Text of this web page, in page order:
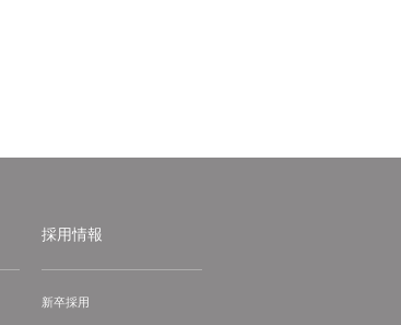
採用情報
新卒採用